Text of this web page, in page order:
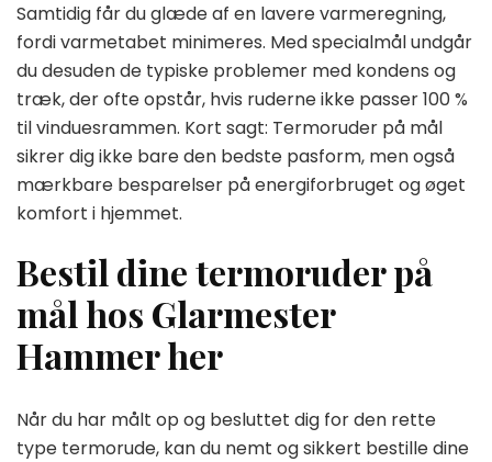
Samtidig får du glæde af en lavere varmeregning,
fordi varmetabet minimeres. Med specialmål undgår
du desuden de typiske problemer med kondens og
træk, der ofte opstår, hvis ruderne ikke passer 100 %
til vinduesrammen. Kort sagt: Termoruder på mål
sikrer dig ikke bare den bedste pasform, men også
mærkbare besparelser på energiforbruget og øget
komfort i hjemmet.
Bestil dine termoruder på
mål hos Glarmester
Hammer her
Når du har målt op og besluttet dig for den rette
type termorude, kan du nemt og sikkert bestille dine